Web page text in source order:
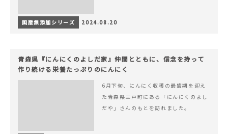
国産無添加シリーズ 2024.08.20
青森県『にんにくのよしだ家』仲間とともに、信念を持って
作り続ける栄養たっぷりのにんにく
6月下旬、にんにく収穫の最盛期を迎え
た青森県三戸町にある「にんにくのよし
だや」さんのもとを訪れました。